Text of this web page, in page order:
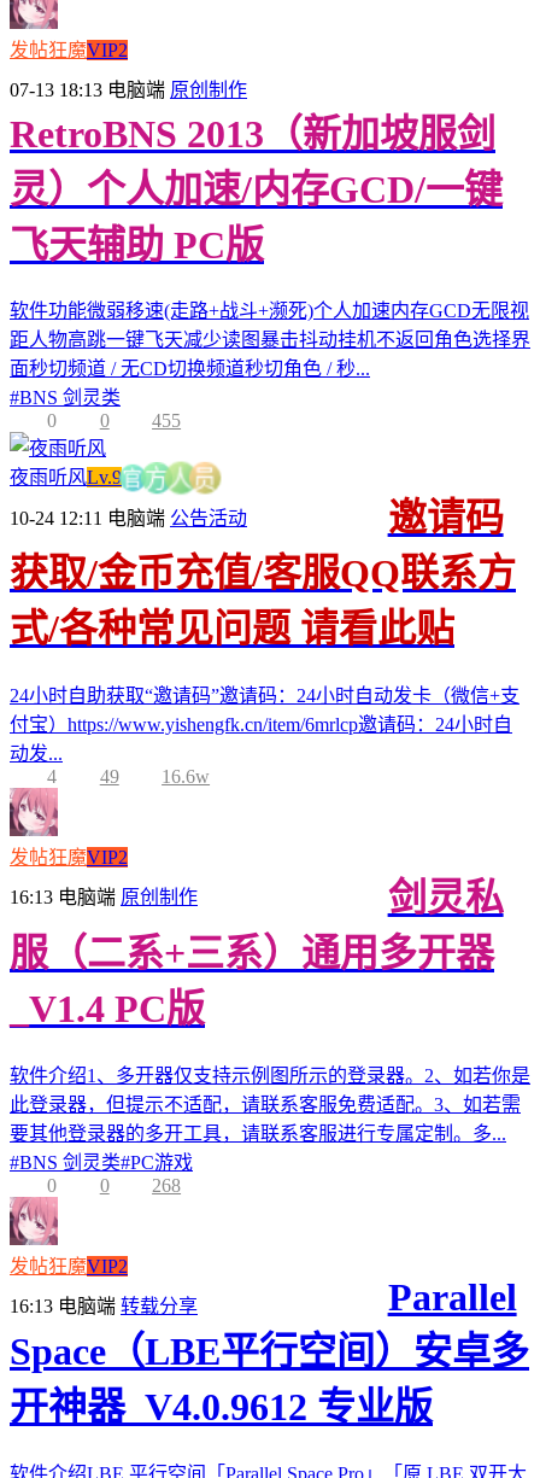
发帖狂魔VIP2
07-13 18:13 电脑端 原创制作
RetroBNS 2013（新加坡服剑
灵）个人加速/内存GCD/一键
飞天辅助 PC版
软件功能微弱移速(走路+战斗+濒死)个人加速内存GCD无限视
距人物高跳一键飞天减少读图暴击抖动挂机不返回角色选择界
面秒切频道 / 无CD切换频道秒切角色 / 秒...
#BNS 剑灵类
0
0 455
夜雨听风Lv.9官 方 人 员
10-24 12:11 电脑端 公告活动
邀请码
获取/金币充值/客服QQ联系方
式/各种常见问题 请看此贴
24小时自助获取“邀请码”邀请码：24小时自动发卡（微信+支
付宝）https://www.yishengfk.cn/item/6mrlcp邀请码：24小时自
动发...
4
49 16.6w
发帖狂魔VIP2
16:13 电脑端 原创制作
剑灵私
服（二系+三系）通用多开器
_V1.4 PC版
软件介绍1、多开器仅支持示例图所示的登录器。2、如若你是
此登录器，但提示不适配，请联系客服免费适配。3、如若需
要其他登录器的多开工具，请联系客服进行专属定制。多...
#BNS 剑灵类#PC游戏
0
0 268
发帖狂魔VIP2
16:13 电脑端 转载分享
Parallel
Space（LBE平行空间）安卓多
开神器_V4.0.9612 专业版
软件介绍LBE 平行空间「Parallel Space Pro」「原 LBE 双开大